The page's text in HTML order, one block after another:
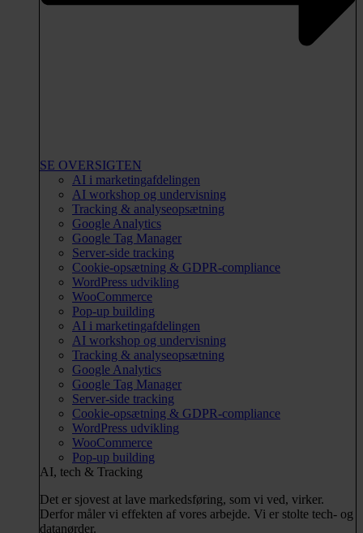
SE OVERSIGTEN
AI i marketingafdelingen
AI workshop og undervisning
Tracking & analyseopsætning
Google Analytics
Google Tag Manager
Server-side tracking
Cookie-opsætning & GDPR-compliance
WordPress udvikling
WooCommerce
Pop-up building
AI i marketingafdelingen
AI workshop og undervisning
Tracking & analyseopsætning
Google Analytics
Google Tag Manager
Server-side tracking
Cookie-opsætning & GDPR-compliance
WordPress udvikling
WooCommerce
Pop-up building
AI, tech & Tracking
Det er sjovest at lave markedsføring, som vi ved, virker.
Derfor måler vi effekten af vores arbejde. Vi er stolte tech- og
datanørder.